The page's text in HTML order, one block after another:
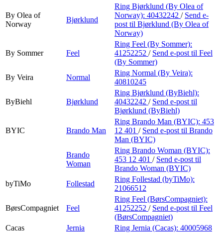
By Olea of
Norway
Bjørklund
Ring Bjørklund (By Olea of
Norway): 40432242 / Send e-
post til Bjørklund (By Olea of
Norway)
By Sommer Feel
Ring Feel (By Sommer):
41252252 / Send e-post til Feel
(By Sommer)
By Veira
Normal
Ring Normal (By Veira):
40810245
ByBiehl Bjørklund
Ring Bjørklund (ByBiehl):
40432242 / Send e-post til
Bjørklund (ByBiehl)
BYIC Brando Man
Ring Brando Man (BYIC): 453
12 401 / Send e-post til Brando
Man (BYIC)
Brando
Woman
Ring Brando Woman (BYIC):
453 12 401 / Send e-post til
Brando Woman (BYIC)
byTiMo
Follestad
Ring Follestad (byTiMo):
21066512
BørsCompagniet Feel
Ring Feel (BørsCompagniet):
41252252 / Send e-post til Feel
(BørsCompagniet)
Cacas
Jernia Ring Jernia (Cacas): 40005968